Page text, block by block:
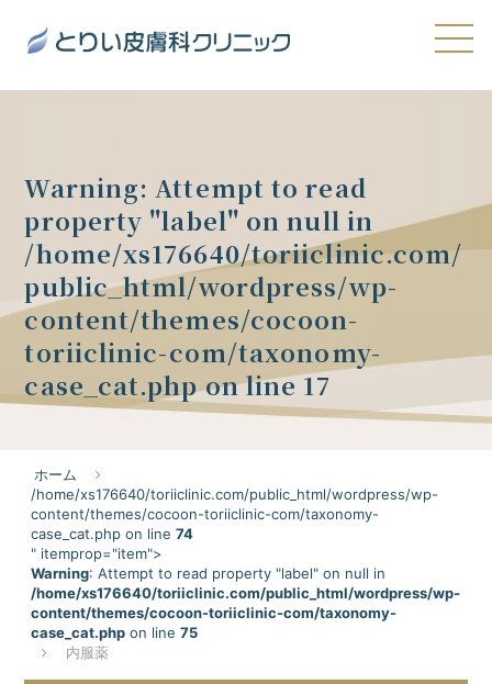
Warning: Attempt to read
property "label" on null in
/home/xs176640/toriiclinic.com/
public_html/wordpress/wp-
content/themes/cocoon-
toriiclinic-com/taxonomy-
case_cat.phpon line17
ホーム
/home/xs176640/toriiclinic.com/public_html/wordpress/wp-
content/themes/cocoon-toriiclinic-com/taxonomy-
case_cat.php on line 74
" itemprop="item">
Warning: Attempt to read property "label" on null in
/home/xs176640/toriiclinic.com/public_html/wordpress/wp-
content/themes/cocoon-toriiclinic-com/taxonomy-
case_cat.phpon line 75
内服薬